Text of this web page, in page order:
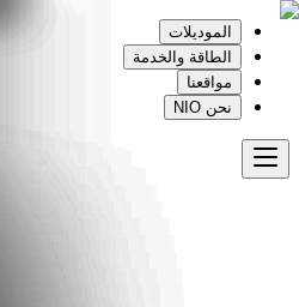
الموديلات
الطاقة والخدمة
مواقعنا
نحن NIO